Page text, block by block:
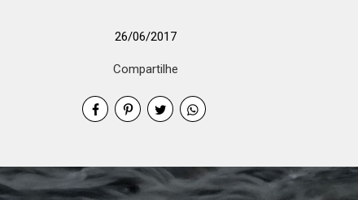
26/06/2017
Compartilhe